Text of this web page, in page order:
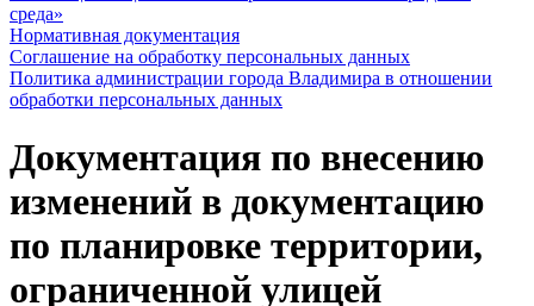
среда»
Нормативная документация
Соглашение на обработку персональных данных
Политика администрации города Владимира в отношении
обработки персональных данных
Документация по внесению
изменений в документацию
по планировке территории,
ограниченной улицей